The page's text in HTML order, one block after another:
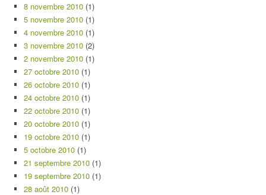
8 novembre 2010 (1)
5 novembre 2010 (1)
4 novembre 2010 (1)
3 novembre 2010 (2)
2 novembre 2010 (1)
27 octobre 2010 (1)
26 octobre 2010 (1)
24 octobre 2010 (1)
22 octobre 2010 (1)
20 octobre 2010 (1)
19 octobre 2010 (1)
5 octobre 2010 (1)
21 septembre 2010 (1)
19 septembre 2010 (1)
28 août 2010 (1)